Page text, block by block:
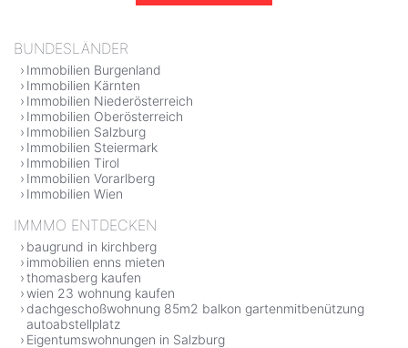
BUNDESLÄNDER
Immobilien Burgenland
Immobilien Kärnten
Immobilien Niederösterreich
Immobilien Oberösterreich
Immobilien Salzburg
Immobilien Steiermark
Immobilien Tirol
Immobilien Vorarlberg
Immobilien Wien
IMMMO ENTDECKEN
baugrund in kirchberg
immobilien enns mieten
thomasberg kaufen
wien 23 wohnung kaufen
dachgeschoßwohnung 85m2 balkon gartenmitbenützung
autoabstellplatz
Eigentumswohnungen in Salzburg